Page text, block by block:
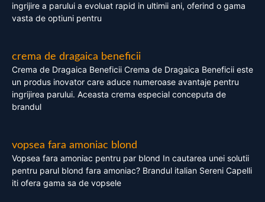
ingrijire a parului a evoluat rapid in ultimii ani, oferind o gama
vasta de optiuni pentru
crema de dragaica beneficii
Crema de Dragaica Beneficii Crema de Dragaica Beneficii este
un produs inovator care aduce numeroase avantaje pentru
ingrijirea parului. Aceasta crema especial conceputa de
brandul
vopsea fara amoniac blond
Vopsea fara amoniac pentru par blond In cautarea unei solutii
pentru parul blond fara amoniac? Brandul italian Sereni Capelli
iti ofera gama sa de vopsele